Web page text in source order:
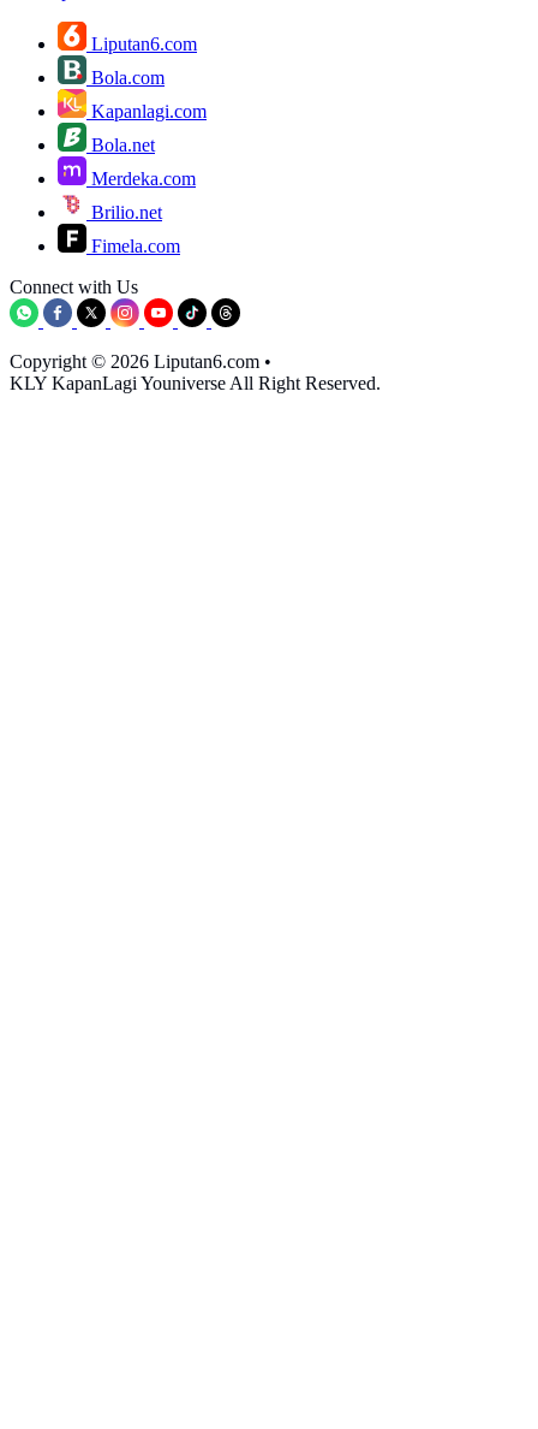
Liputan6.com
Bola.com
Kapanlagi.com
Bola.net
Merdeka.com
Brilio.net
Fimela.com
Connect with Us
Copyright © 2026 Liputan6.com •
KLY KapanLagi Youniverse All Right Reserved.